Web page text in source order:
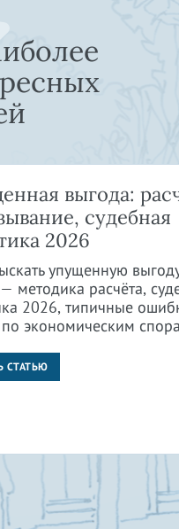
выгода:
судебная
2026
упущенную
методика расчёта,
2026, типичные
экономическим
СТАТЬЮ